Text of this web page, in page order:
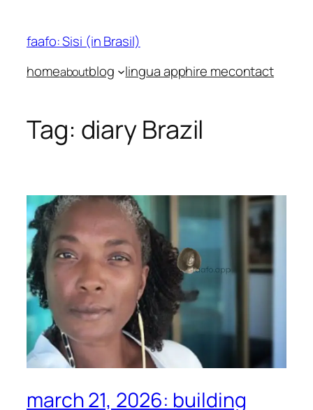
content
faafo: Sisi (in Brasil)
homeaboutblog lingua apphire mecontact
Tag: diary Brazil
march 21, 2026: building